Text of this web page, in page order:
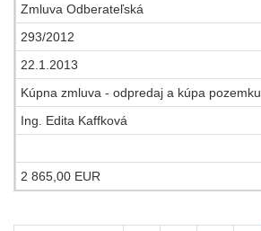
Zmluva Odberateľská
293/2012
22.1.2013
Kúpna zmluva - odpredaj a kúpa pozemku
Ing. Edita Kaffková
2 865,00 EUR